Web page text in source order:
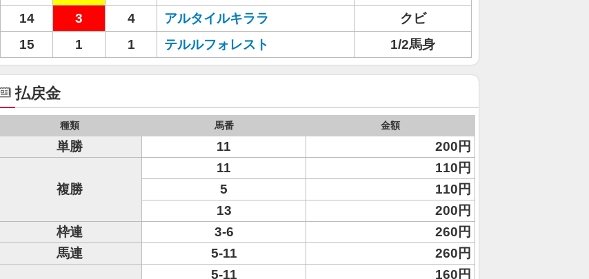
14
3 4 アルタイルキララ
クビ
15
1 1 テルルフォレスト 1/2馬身
払戻金
種類 馬番 金額
単勝 11 200円
複勝
11
110円
5
110円
13
200円
枠連
3-6
260円
馬連
5-11 260円
5-11
160円